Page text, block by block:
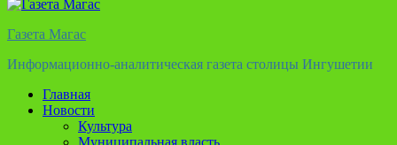
Газета Магас
Информационно-аналитическая газета столицы Ингушетии
Главная
Новости
Культура
Муниципальная власть